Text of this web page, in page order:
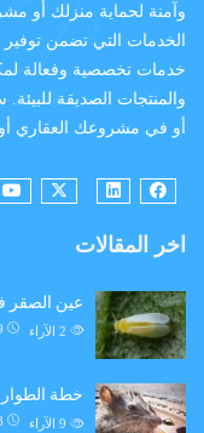
وآمنة لحماية منزلك أو
الخدمات التي تضمن توفير
خدمات تخصصية وفعالة
والمنتجات الصديقة
أو في مشروعك العقاري
اخر المقالات
عين الصقر
الآراء
خطة
الآراء